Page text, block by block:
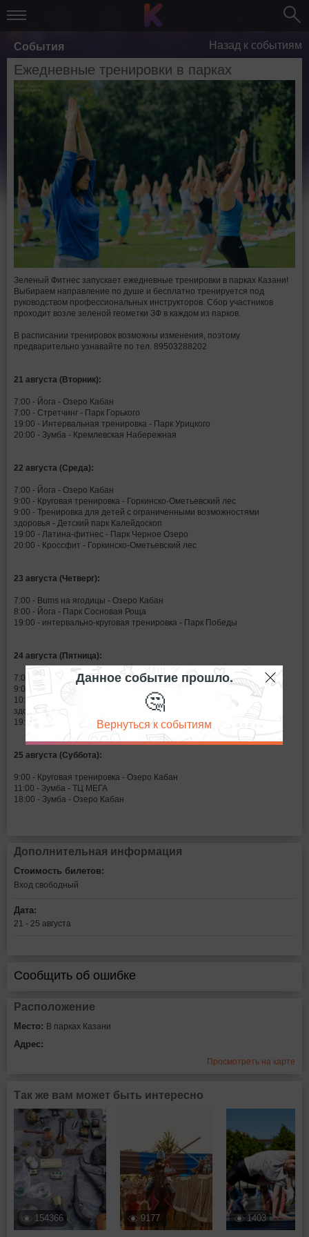
События Назад к событиям
Ежедневные тренировки в парках
Зеленый Фитнес запускает ежедневные тренировки в парках Казани!
Выбираем направление по душе и бесплатно тренируется под
руководством профессиональных инструкторов. Сбор участников
проходит возле зеленой геометки ЗФ в каждом из парков.
В расписании тренировок возможны изменения, поэтому
предварительно узнавайте по тел. 89503288202
21 августа (Вторник):
7:00 - Йога - Озеро Кабан
7:00 - Стретчинг - Парк Горького
19:00 - Интервальная тренировка - Парк Урицкого
20:00 - Зумба - Кремлевская Набережная
22 августа (Среда):
7:00 - Йога - Озеро Кабан
9:00 - Круговая тренировка - Горкинско-Ометьевский лес
9:00 - Тренировка для детей с ограниченными возможностями
здоровья - Детский парк Калейдоскоп
19:00 - Латина-фитнес - Парк Черное Озеро
20:00 - Кроссфит - Горкинско-Ометьевский лес
23 августа (Четверг):
7:00 - Bums на ягодицы - Озеро Кабан
8:00 - Йога - Парк Сосновая Роща
19:00 - интервально-круговая тренировка - Парк Победы
24 августа (Пятница):
7:00 - Стретчинг - Озеро Кабан
9:00 - Body-sculpt - Горкинско-Ометьевский лес
10:00 - Тренировка для детей с ограниченными возможностями
здоровья - Детский парк Калейдоскоп
19:00 - Стретчинг - ТЦ МЕГА
25 августа (Суббота):
9:00 - Круговая тренировка - Озеро Кабан
11:00 - Зумба - ТЦ МЕГА
18:00 - Зумба - Озеро Кабан
Дополнительная информация
Стоимость билетов:
Вход свободный
Дата:
21 - 25 августа
Сообщить об ошибке
Расположение
Место: В парках Казани
Адрес:
Просмотреть на карте
Так же вам может быть интересно
154366 9177 1403
Данное событие прошло.
🤔
Вернуться к событиям